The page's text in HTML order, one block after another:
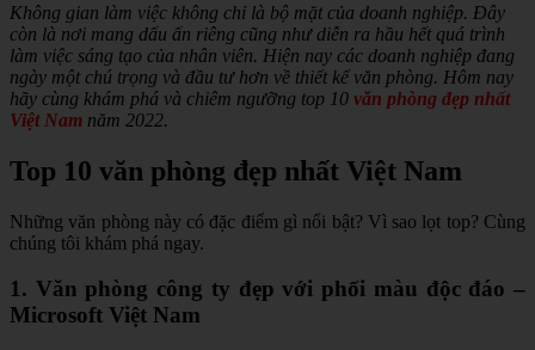
Không gian làm việc không chỉ là bộ mặt của doanh nghiệp. Đây
còn là nơi mang dấu ấn riêng cũng như diễn ra hầu hết quá trình
làm việc sáng tạo của nhân viên. Hiện nay các doanh nghiệp đang
ngày một chú trọng và đầu tư hơn về thiết kế văn phòng. Hôm nay
hãy cùng khám phá và chiêm ngưỡng top 10 văn phòng đẹp nhất
Việt Nam năm 2022.
Top 10 văn phòng đẹp nhất Việt Nam
Những văn phòng này có đặc điểm gì nổi bật? Vì sao lọt top? Cùng
chúng tôi khám phá ngay.
1. Văn phòng công ty đẹp với phối màu độc đáo –
Microsoft Việt Nam